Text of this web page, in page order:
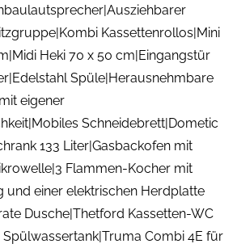
Kassettenrollos|Mini
Heki 70 x 50 cm|Eingangstür
Spüle|Herausnehmbare
eigener
Schneidebrett|Dometic
133 Liter|Gasbackofen mit
Flammen-Kocher mit
und einer elektrischen Herdplatte
Dusche|Thetford Kassetten-WC
Combi 4E für